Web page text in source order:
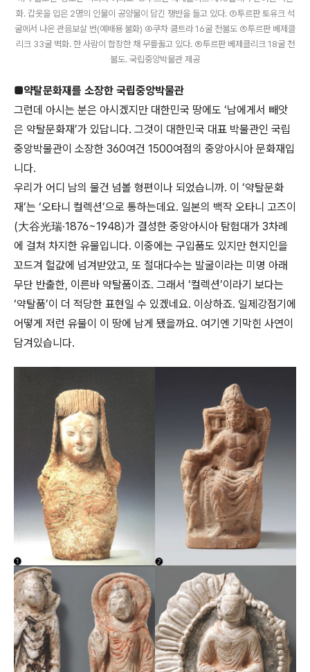
화. 갑옷을 입은 2명의 인물이 공양물이 담긴 쟁반을 들고 있다. ③투르판 토유크 석
굴에서 나온 관음보살 번(예배용 불화) ④쿠차 쿰트라 16굴 천불도 ⑤투르판 베제클
리크 33굴 벽화. 한 사람이 합장한 채 무릎꿇고 있다. ⑥투르판 베제클리크 18굴 천
불도. 국립중앙박물관 제공
■약탈문화재를 소장한 국립중앙박물관
그런데 아시는 분은 아시겠지만 대한민국 땅에도 ‘남에게서 빼앗
은 약탈문화재’가 있답니다. 그것이 대한민국 대표 박물관인 국립
중앙박물관이 소장한 360여건 1500여점의 중앙아시아 문화재입
니다.
우리가 어디 남의 물건 넘볼 형편이나 되었습니까. 이 ‘약탈문화
재’는 ‘오타니 컬렉션’으로 통하는데요. 일본의 백작 오타니 고즈이
(大谷光瑞·1876~1948)가 결성한 중앙아시아 탐험대가 3차례
에 걸쳐 차지한 유물입니다. 이중에는 구입품도 있지만 현지인을
꼬드겨 헐값에 넘겨받았고, 또 절대다수는 발굴이라는 미명 아래
무단 반출한, 이른바 약탈품이죠. 그래서 ‘컬렉션’이라기 보다는
‘약탈품’이 더 적당한 표현일 수 있겠네요. 이상하죠. 일제강점기에
어떻게 저런 유물이 이 땅에 남게 됐을까요. 여기엔 기막힌 사연이
담겨있습니다.